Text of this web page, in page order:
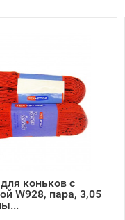
коньков с
W928, пара, 3,05